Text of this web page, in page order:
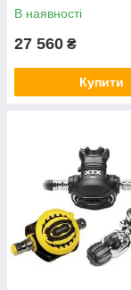
В наявності
27 560 ₴
Купити